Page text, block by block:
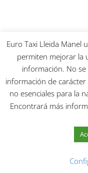
Euro Taxi Lleida Manel
permiten mejorar la
información. No
información de carácter
no esenciales para la
Encontrará más